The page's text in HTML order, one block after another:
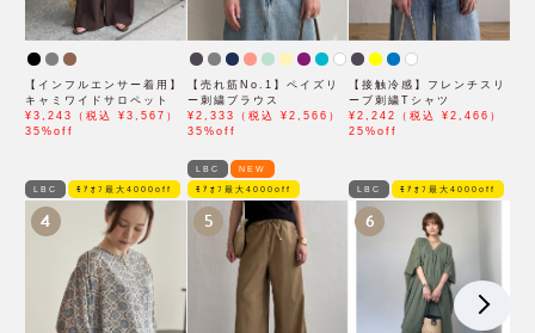
【インフルエンサー着用】
キャミワイドサロペット
¥3,243（税込 ¥3,567）
35%off
【売れ筋No.1】ペイズリ
ー刺繍ブラウス
¥2,333（税込 ¥2,566）
35%off
【接触冷感】フレンチスリ
ーブ刺繍Tシャツ
¥2,242（税込 ¥2,466）
25%off
LBC ﾓｱｵﾌ最大4000off
4
LBC NEW
ﾓｱｵﾌ最大4000off
5
LBC ﾓｱｵﾌ最大4000off
6